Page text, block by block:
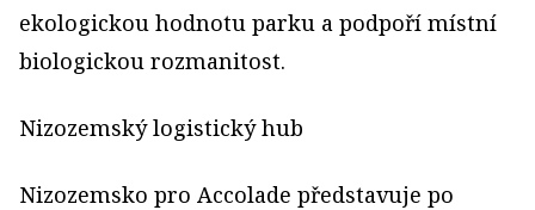
ekologickou hodnotu parku a podpoří místní
biologickou rozmanitost.
Nizozemský logistický hub
Nizozemsko pro Accolade představuje po